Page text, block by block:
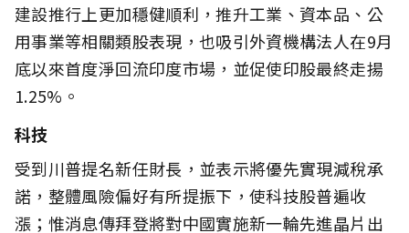
建設推行上更加穩健順利，推升工業、資本品、公
用事業等相關類股表現，也吸引外資機構法人在9月
底以來首度淨回流印度市場，並促使印股最終走揚
1.25%。
科技
受到川普提名新任財長，並表示將優先實現減稅承
諾，整體風險偏好有所提振下，使科技股普遍收
漲；惟消息傳拜登將對中國實施新一輪先進晶片出